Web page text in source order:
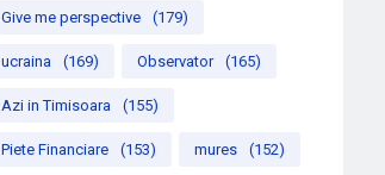
Give me perspective (179)
ucraina (169) Observator (165)
Azi in Timisoara (155)
Piete Financiare (153) mures (152)